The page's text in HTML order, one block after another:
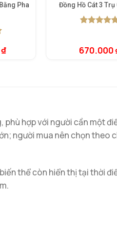
Pha
₫
Đồng Hồ Cát 3 Trụ
đánh giá
670.000
hợp với người cần một
người mua nên chọn theo
thể còn hiển thị tại thời